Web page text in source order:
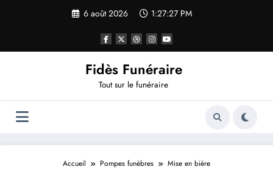
6 août 2026 1:27:27 PM
Fidès Funéraire
Tout sur le funéraire
Accueil Pompes funèbres Mise en bière